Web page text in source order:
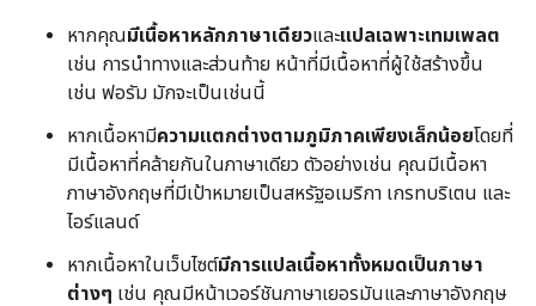
หากคุณมีเนื้อหาหลักภาษาเดียวและแปลเฉพาะเทมเพลต
เช่น การนำทางและส่วนท้าย หน้าที่มีเนื้อหาที่ผู้ใช้สร้างขึ้น
เช่น ฟอรัม มักจะเป็นเช่นนี้
หากเนื้อหามีความแตกต่างตามภูมิภาคเพียงเล็กน้อยโดยที่
มีเนื้อหาที่คล้ายกันในภาษาเดียว ตัวอย่างเช่น คุณมีเนื้อหา
ภาษาอังกฤษที่มีเป้าหมายเป็นสหรัฐอเมริกา เกรทบริเตน และ
ไอร์แลนด์
หากเนื้อหาในเว็บไซต์มีการแปลเนื้อหาทั้งหมดเป็นภาษา
ต่างๆ เช่น คุณมีหน้าเวอร์ชันภาษาเยอรมันและภาษาอังกฤษ